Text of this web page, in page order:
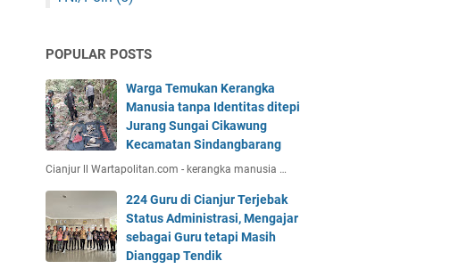
POPULAR POSTS
Warga Temukan Kerangka
Manusia tanpa Identitas ditepi
Jurang Sungai Cikawung
Kecamatan Sindangbarang
Cianjur ll Wartapolitan.com - kerangka manusia …
224 Guru di Cianjur Terjebak
Status Administrasi, Mengajar
sebagai Guru tetapi Masih
Dianggap Tendik